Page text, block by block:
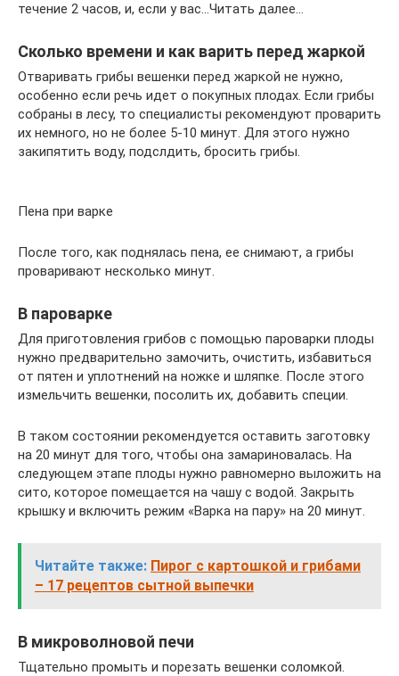
течение 2 часов, и, если у вас…Читать далее…
Сколько времени и как варить перед жаркой
Отваривать грибы вешенки перед жаркой не нужно,
особенно если речь идет о покупных плодах. Если грибы
собраны в лесу, то специалисты рекомендуют проварить
их немного, но не более 5-10 минут. Для этого нужно
закипятить воду, подслдить, бросить грибы.
Пена при варке
После того, как поднялась пена, ее снимают, а грибы
проваривают несколько минут.
В пароварке
Для приготовления грибов с помощью пароварки плоды
нужно предварительно замочить, очистить, избавиться
от пятен и уплотнений на ножке и шляпке. После этого
измельчить вешенки, посолить их, добавить специи.
В таком состоянии рекомендуется оставить заготовку
на 20 минут для того, чтобы она замариновалась. На
следующем этапе плоды нужно равномерно выложить на
сито, которое помещается на чашу с водой. Закрыть
крышку и включить режим «Варка на пару» на 20 минут.
Читайте также: Пирог с картошкой и грибами
– 17 рецептов сытной выпечки
В микроволновой печи
Тщательно промыть и порезать вешенки соломкой.